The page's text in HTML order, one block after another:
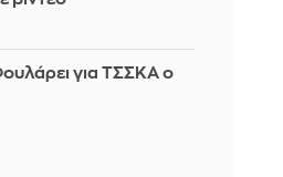
για ΤΣΣΚΑ ο